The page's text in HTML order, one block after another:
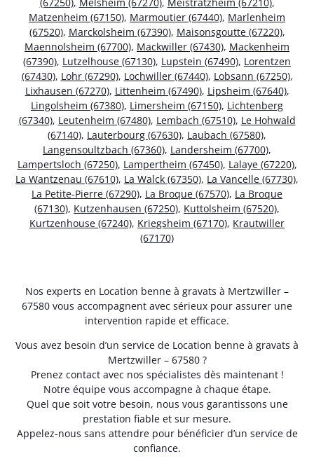
Matzenheim (67150), Marmoutier (67440), Marlenheim
(67520), Marckolsheim (67390), Maisonsgoutte (67220),
Maennolsheim (67700), Mackwiller (67430), Mackenheim
(67390), Lutzelhouse (67130), Lupstein (67490), Lorentzen
(67430), Lohr (67290), Lochwiller (67440), Lobsann (67250),
Lixhausen (67270), Littenheim (67490), Lipsheim (67640),
Lingolsheim (67380), Limersheim (67150), Lichtenberg
(67340), Leutenheim (67480), Lembach (67510), Le Hohwald
(67140), Lauterbourg (67630), Laubach (67580),
Langensoultzbach (67360), Landersheim (67700),
Lampertsloch (67250), Lampertheim (67450), Lalaye (67220),
La Wantzenau (67610), La Walck (67350), La Vancelle (67730),
La Petite-Pierre (67290), La Broque (67570), La Broque
(67130), Kutzenhausen (67250), Kuttolsheim (67520),
Kurtzenhouse (67240), Kriegsheim (67170), Krautwiller
(67170)
Nos experts en Location benne à gravats à Mertzwiller –
67580 vous accompagnent avec sérieux pour assurer une
intervention rapide et efficace.
Vous avez besoin d’un service de Location benne à gravats à
Mertzwiller – 67580 ?
Prenez contact avec nos spécialistes dès maintenant !
Notre équipe vous accompagne à chaque étape.
Quel que soit votre besoin, nous vous garantissons une
prestation fiable et sur mesure.
Appelez-nous sans attendre pour bénéficier d’un service de
confiance.